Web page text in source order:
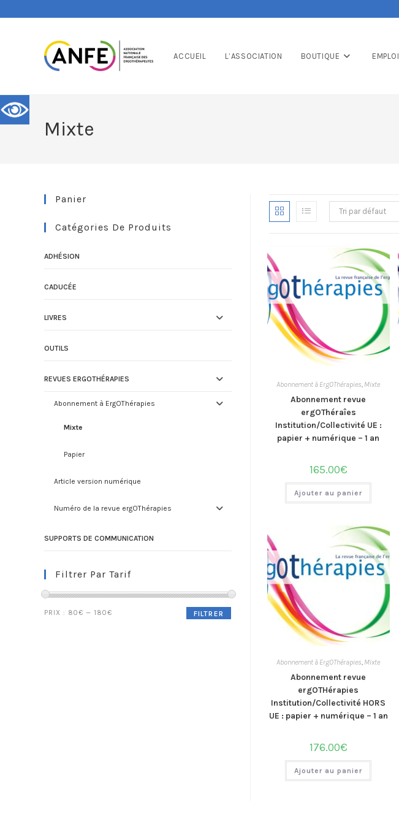
ACCUEIL L’ASSOCIATION BOUTIQUE EMPLOI
Mixte
Tri par défaut
Abonnement à ErgOThérapies, Mixte
Abonnement revue
ergOThéraîes
Institution/Collectivité UE :
papier + numérique – 1 an
165.00€
Ajouter au panier
Abonnement à ErgOThérapies Mixte
Abonnement revue
ergOTHérapies
Institution/Collectivité HORS
UE : papier + numérique – 1 an
176.00€
Ajouter au panier
Panier
Catégories De Produits
ADHÉSION
CADUCÉE
LIVRES
OUTILS
REVUES ERGOTHÉRAPIES
Abonnement à ErgOThérapies
Mixte
Papier
Article version numérique
Numéro de la revue ergOThérapies
SUPPORTS DE COMMUNICATION
Filtrer Par Tarif
FILTRER
PRIX : 80€ — 180€